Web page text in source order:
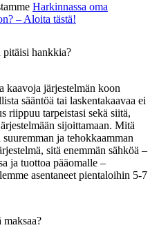
Harkinnassa oma
– Aloita tästä!
hankkia?
kaavoja järjestelmän koon
sääntöä tai laskentakaavaa ei
riippuu tarpeistasi sekä siitä,
sijoittamaan. Mitä
ja tehokkaamman
sitä enemmän sähköä –
ja tuottoa pääomalle –
asentaneet pientaloihin 5-7